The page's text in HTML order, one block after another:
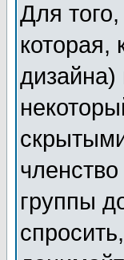
Для
которая,
дизайна)
группы